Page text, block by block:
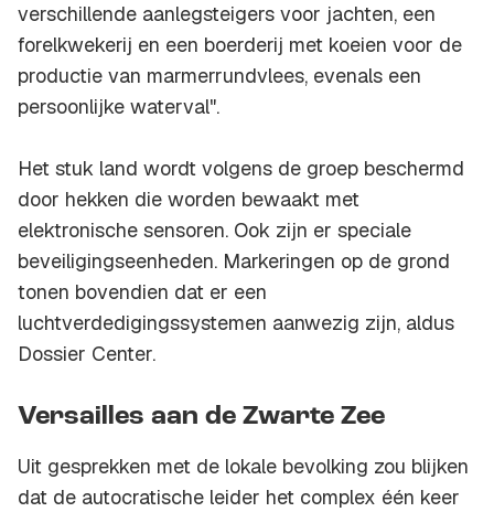
verschillende aanlegsteigers voor jachten, een
forelkwekerij en een boerderij met koeien voor de
productie van marmerrundvlees, evenals een
persoonlijke waterval".
Het stuk land wordt volgens de groep beschermd
door hekken die worden bewaakt met
elektronische sensoren. Ook zijn er speciale
beveiligingseenheden. Markeringen op de grond
tonen bovendien dat er een
luchtverdedigingssystemen aanwezig zijn, aldus
Dossier Center.
Versailles aan de Zwarte Zee
Uit gesprekken met de lokale bevolking zou blijken
dat de autocratische leider het complex één keer